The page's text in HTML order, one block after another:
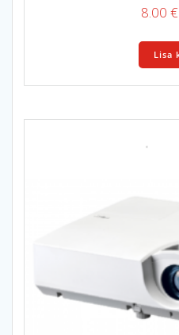
8.00 €
Lisa